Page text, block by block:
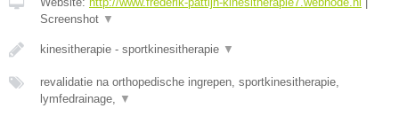
Screenshot ▼
kinesitherapie - sportkinesitherapie ▼
revalidatie na orthopedische ingrepen, sportkinesitherapie,
lymfedrainage, ▼